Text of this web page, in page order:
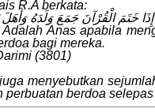
R.A berkata:
خَتَمَ الْقُرْآنَ جَمَعَ وَلَدَهُ وَأَهَلَ
Adalah Anas apabila
bagi mereka.
(3801)
menyebutkan
perbuatan berdoa